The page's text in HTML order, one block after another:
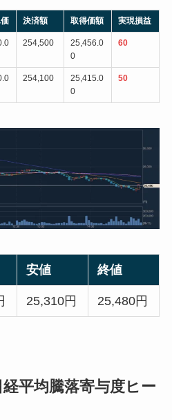
決済額 取得価額 実現損益
254,500
25,456.0
0
60
254,100
25,415.0
0
50
安値 終値
25,310円 25,480円
平均騰落寄与度ヒー